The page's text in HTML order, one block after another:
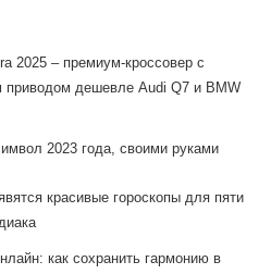
2025 – премиум-кроссовер с
дешевле Audi Q7 и BMW
2023 года, своими руками
красивые гороскопы для пяти
как сохранить гармонию в